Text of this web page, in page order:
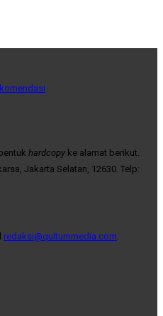
hardcopy ke alamat berikut.
Jakarta Selatan, 12630. Telp:
redaksi@qultummedia.com.